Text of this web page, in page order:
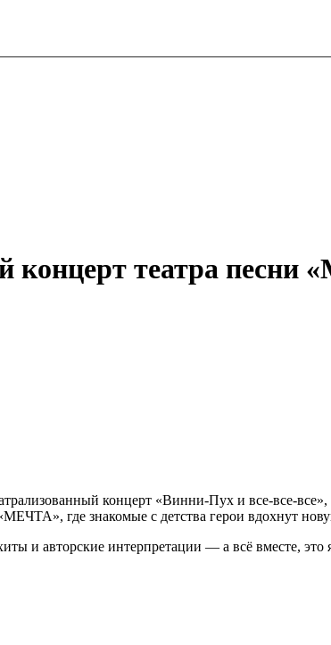
театра песни
концерт «Винни-Пух и все-все-
где знакомые с детства герои вдохнут
и авторские интерпретации — а всё вместе, это